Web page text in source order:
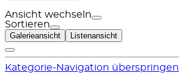
Ansicht wechseln
Sortieren
Galerieansicht Listenansicht
Kategorie-Navigation überspringen